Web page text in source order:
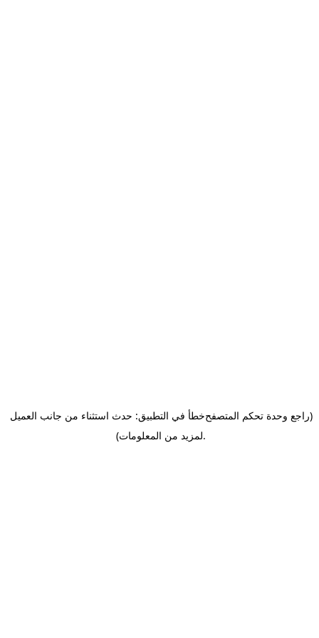
خطأ في التطبيق: حدث استثناء من جانب العميل(راجع وحدة تحكم المتصفح
لمزيد من المعلومات).